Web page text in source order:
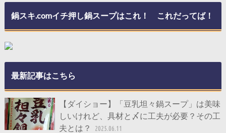
鍋スキ.comイチ押し鍋スープはこれ！ これだってば！
最新記事はこちら
【ダイショー】「豆乳坦々鍋スープ」は美味
しいけれど、具材と〆に工夫が必要？その工
夫とは？
2025.06.11